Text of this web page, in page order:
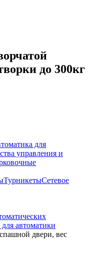
до 300кг
для
управления и
ТурникетыСетевое
автоматики
двери, вес